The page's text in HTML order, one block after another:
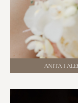
ANITA I